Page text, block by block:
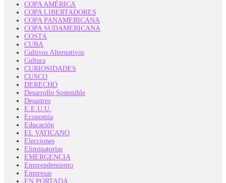
COPA AMÉRICA
COPA LIBERTADORES
COPA PANAMERICANA
COPA SUDAMERICANA
COSTA
CUBA
Cultivos Alternativos
Cultura
CURIOSIDADES
CUSCO
DERECHO
Desarrollo Sostenible
Desastres
E.E.U.U.
Economía
Educación
EL VATICANO
Elecciones
Eliminatorias
EMERGENCIA
Emprendemiento
Empresas
EN PORTADA